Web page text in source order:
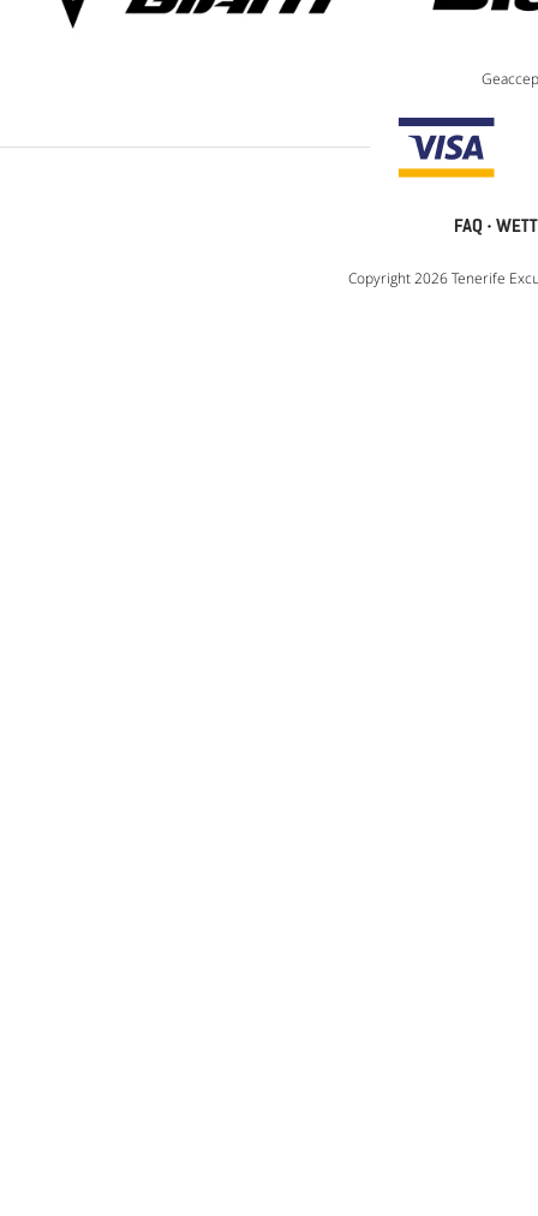
FAQ ·
Copyright 2026 Tenerife